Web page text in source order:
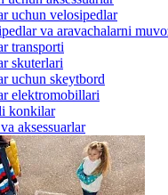
uchun velosipedlar
va aravachalarni
transporti
skuterlari
uchun skeytbord
elektromobillari
konkilar
aksessuarlar